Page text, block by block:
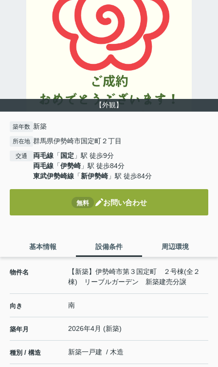
【外観】
築年数 新築
所在地 群馬県伊勢崎市国定町２丁目
交通 両毛線 「 国定 」駅 徒歩9分
両毛線 「伊勢崎 」駅 徒歩84分
東武伊勢崎線 「新伊勢崎 」駅 徒歩84分
無料 お問い合わせ
基本情報 設備条件 周辺環境
物件名
【新築】伊勢崎市第３国定町 ２号棟(全２
棟) リーブルガーデン 新築建売分譲
向き 南
築年月 2026年4月 (新築)
種別 / 構造 新築一戸建 / 木造